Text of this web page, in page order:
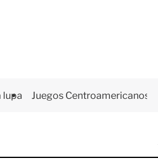
lupa Juegos Centroamericanos